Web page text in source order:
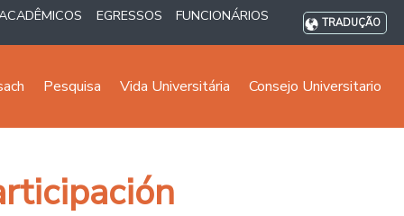
EGRESSOS FUNCIONÁRIOS TRADUÇÃO
Pesquisa Vida Universitária Consejo Universitario